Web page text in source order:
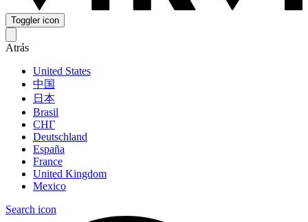
Toggler icon
Atrás
United States
中国
日本
Brasil
СНГ
Deutschland
España
France
United Kingdom
Mexico
Search icon